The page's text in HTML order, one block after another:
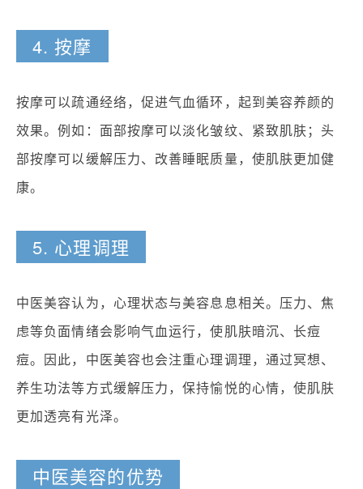
4. 按摩
按摩可以疏通经络，促进气血循环，起到美容养颜的
效果。例如：面部按摩可以淡化皱纹、紧致肌肤；头
部按摩可以缓解压力、改善睡眠质量，使肌肤更加健
康。
5. 心理调理
中医美容认为，心理状态与美容息息相关。压力、焦
虑等负面情绪会影响气血运行，使肌肤暗沉、长痘
痘。因此，中医美容也会注重心理调理，通过冥想、
养生功法等方式缓解压力，保持愉悦的心情，使肌肤
更加透亮有光泽。
中医美容的优势